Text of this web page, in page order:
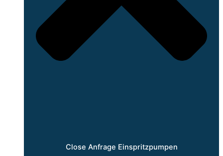
Close Anfrage Einspritzpumpen